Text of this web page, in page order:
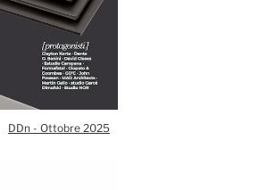
DDn - Ottobre 2025